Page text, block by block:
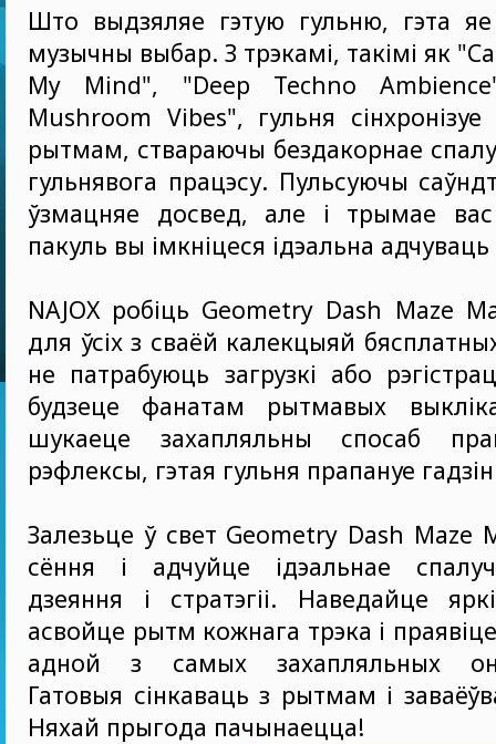
Што выдзяляе гэтую гульню, гэта
музычны выбар. З трэкамі, такімі як
My Mind", "Deep Techno
Mushroom Vibes", гульня
рытмам, ствараючы бездакорнае
гульнявога працэсу. Пульсуючы
ўзмацняе досвед, але і трымае вас
пакуль вы імкніцеся ідэальна
NAJOX робіць Geometry Dash Maze
для ўсіх з сваёй калекцыяй
не патрабуюць загрузкі або
будзеце фанатам рытмавых
шукаеце захапляльны спосаб
рэфлексы, гэтая гульня прапануе
Залезьце ў свет Geometry Dash Maze
сёння і адчуйце ідэальнае
дзеяння і стратэгіі. Наведайце
асвойце рытм кожнага трэка і
адной з самых захапляльных
Гатовыя сінкаваць з рытмам і
Няхай прыгода пачынаецца!